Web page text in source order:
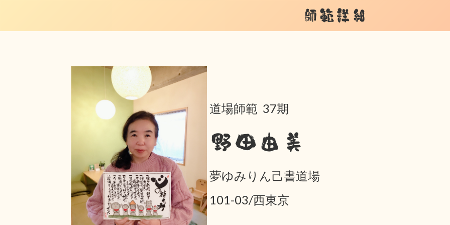
師範詳細
道場師範 37期
野田由美
夢ゆみりん己書道場
101-03/西東京